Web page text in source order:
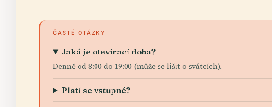
ČASTÉ OTÁZKY
Jaká je otevírací doba?
Denně od 8:00 do 19:00 (může se lišit o svátcích).
Platí se vstupné?